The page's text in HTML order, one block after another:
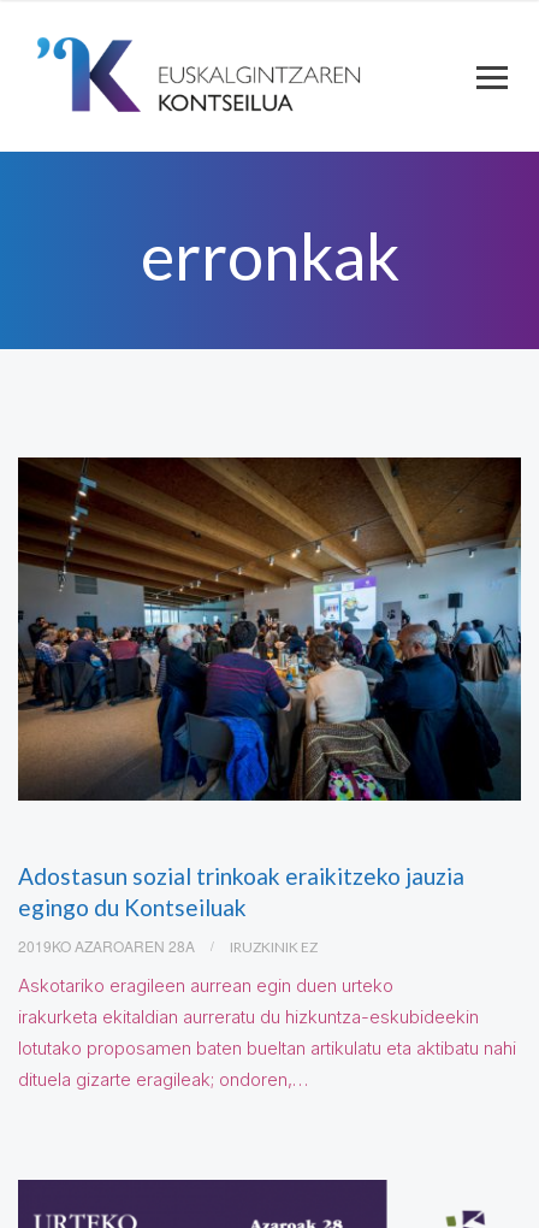
erronkak
Adostasun sozial trinkoak eraikitzeko jauzia
egingo du Kontseiluak
2019KO AZAROAREN 28A IRUZKINIK EZ
Askotariko eragileen aurrean egin duen urteko
irakurketa ekitaldian aurreratu du hizkuntza-eskubideekin
lotutako proposamen baten bueltan artikulatu eta aktibatu nahi
dituela gizarte eragileak; ondoren,…